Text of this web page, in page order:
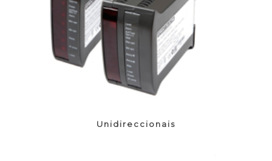
Unidireccionais